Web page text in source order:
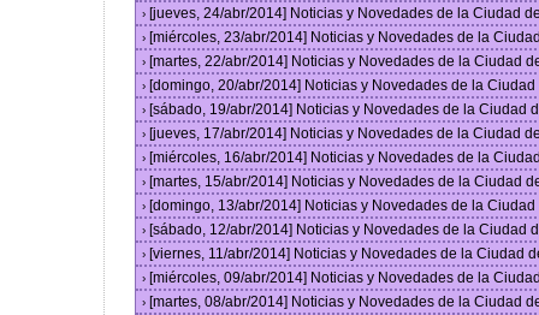
› [jueves, 24/abr/2014] Noticias y Novedades de la Ciudad
› [miércoles, 23/abr/2014] Noticias y Novedades de la
› [martes, 22/abr/2014] Noticias y Novedades de la Ciudad
› [domingo, 20/abr/2014] Noticias y Novedades de la
› [sábado, 19/abr/2014] Noticias y Novedades de la Ciudad
› [jueves, 17/abr/2014] Noticias y Novedades de la Ciudad
› [miércoles, 16/abr/2014] Noticias y Novedades de la
› [martes, 15/abr/2014] Noticias y Novedades de la Ciudad
› [domingo, 13/abr/2014] Noticias y Novedades de la
› [sábado, 12/abr/2014] Noticias y Novedades de la Ciudad
› [viernes, 11/abr/2014] Noticias y Novedades de la Ciudad
› [miércoles, 09/abr/2014] Noticias y Novedades de la
› [martes, 08/abr/2014] Noticias y Novedades de la Ciudad